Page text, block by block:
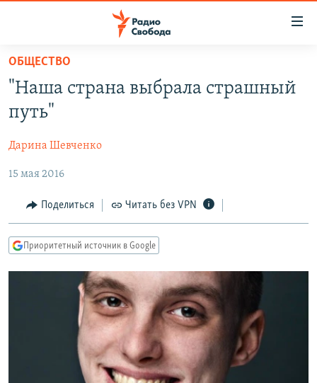
упрощенного
доступа
Вернуться
основному
Вернутся
главной
навигации
Вернутся
ПРОГРАММЫ
ПОДКАСТЫ
АВТОРСКИЕ ПРОЕКТЫ
ЦИТАТЫ СВОБОДЫ
МНЕНИЯ
КУЛЬТУРА
IDEL.РЕАЛИИ
КАВКАЗ.РЕАЛИИ
СЕВЕР.РЕАЛИИ
СИБИРЬ.РЕАЛИИ
РАСПИСАНИЕ ВЕЩАНИЯ
ПОДПИШИТЕСЬ НА РАССЫЛКУ
ОБЩЕСТВО
"Наша страна выбрала страшный
путь"
Дарина Шевченко
15 мая 2016
Поделиться Читать без VPN
Приоритетный источник в Google